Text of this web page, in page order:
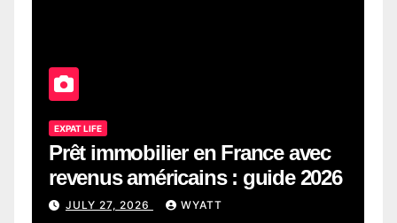
EXPAT LIFE
Prêt immobilier en France avec
revenus américains : guide 2026
JULY 27, 2026 WYATT